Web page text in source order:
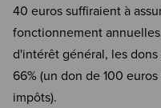
40 euros suffiraient à
fonctionnement
d'intérêt général, les
66% (un don de 100
impôts).